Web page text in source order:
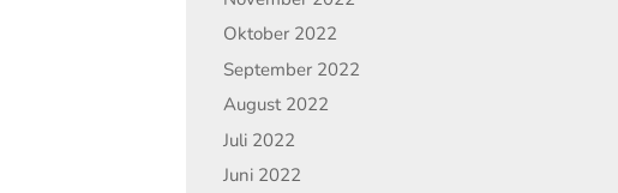
Oktober 2022
September 2022
August 2022
Juli 2022
Juni 2022